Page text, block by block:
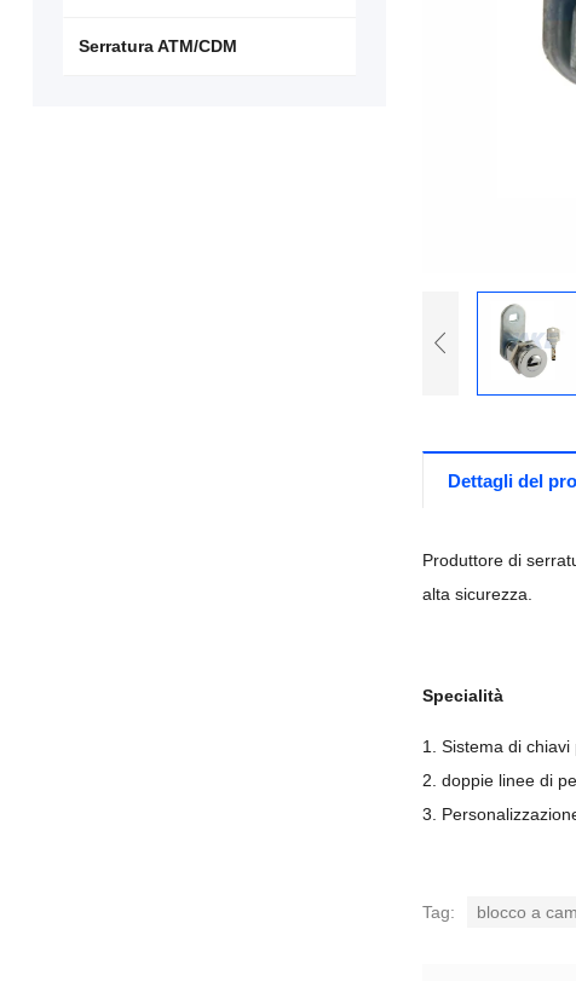
Dettagli del
Produttore di
alta sicurezza.
Specialità
1. Sistema di chiavi
2. doppie linee di
3.
Tag: blocco a
Serratura ATM/CDM